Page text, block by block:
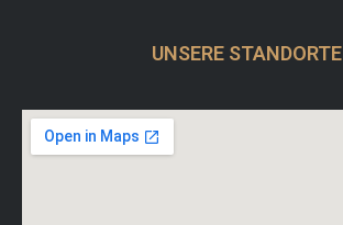
UNSERE STANDORTE